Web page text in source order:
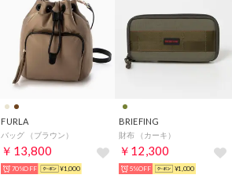
FURLA
バッグ （ブラウン）
￥13,800
70%OFF ¥1,000
BRIEFING
財布 （カーキ）
￥12,300
5%OFF ¥1,000